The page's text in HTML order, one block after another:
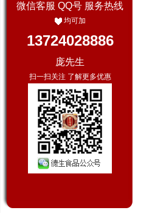
微信客服 QQ号 服务热线
均可加
13724028886
庞先生
扫一扫关注 了解更多优惠